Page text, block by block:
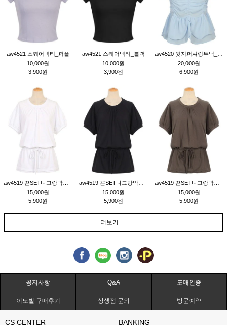
aw4521 스퀘어넥티_퍼플
10,000원
3,900원
aw4521 스퀘어넥티_블랙
10,000원
3,900원
20,000원
6,900원
15,000원
5,900원
15,000원
5,900원
15,000원
5,900원
더보기 +
공지사항 Q&A 도매인증
이노빌 구매후기 상생점 문의 방문예약
CS CENTER BANKING